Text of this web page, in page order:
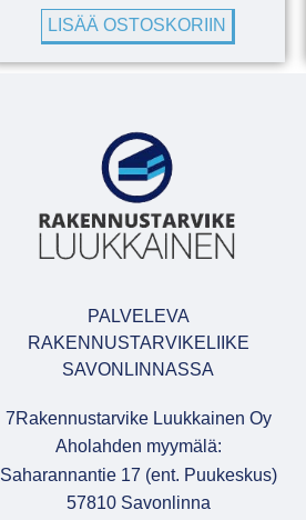
LISÄÄ OSTOSKORIIN
PALVELEVA
RAKENNUSTARVIKELIIKE
SAVONLINNASSA
7Rakennustarvike Luukkainen Oy
Aholahden myymälä:
Saharannantie 17 (ent. Puukeskus)
57810 Savonlinna